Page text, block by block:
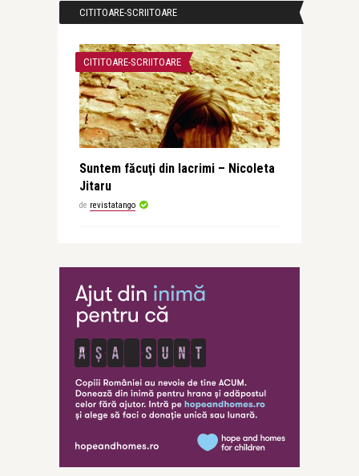
CITITOARE-SCRIITOARE
CITITOARE-SCRIITOARE
Suntem făcuţi din lacrimi – Nicoleta
Jitaru
de revistatango